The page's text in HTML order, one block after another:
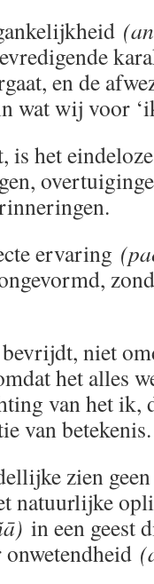
en de
wat wij voor
is het
ervaring
niet
het alles
van het ik,
van betekenis.
zien
natuurlijke
in een geest